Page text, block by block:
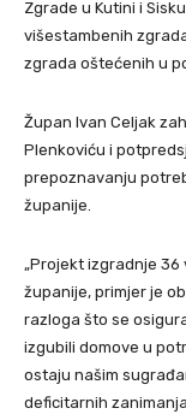
Zgrade u Kutini i
višestambenih
zgrada oštećenih u
Župan Ivan Celjak
Plenkoviću i
prepoznavanju
županije.
„Projekt izgradnje
županije, primjer je
razloga što se
izgubili domove u
ostaju našim
deficitarnih